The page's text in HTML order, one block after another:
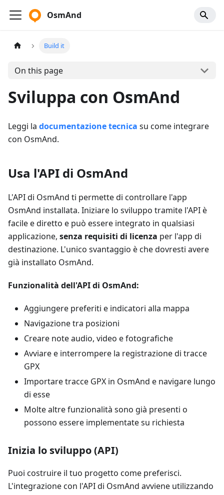
OsmAnd
Build it
On this page
Sviluppa con OsmAnd
Leggi la documentazione tecnica su come integrare
con OsmAnd.
Usa l'API di OsmAnd
L'API di OsmAnd ti permette di controllare l'app
OsmAnd installata. Iniziare lo sviluppo tramite l'API è
facile e diretto e può essere integrato in qualsiasi
applicazione, senza requisiti di licenza per l'app di
destinazione. L'unico svantaggio è che dovresti avere
già installato OsmAnd.
Funzionalità dell'API di OsmAnd:
Aggiungere preferiti e indicatori alla mappa
Navigazione tra posizioni
Creare note audio, video e fotografiche
Avviare e interrompere la registrazione di tracce
GPX
Importare tracce GPX in OsmAnd e navigare lungo
di esse
Molte altre funzionalità sono già presenti o
possono essere implementate su richiesta
Inizia lo sviluppo (API)
Puoi costruire il tuo progetto come preferisci.
L'integrazione con l'API di OsmAnd avviene utilizzando